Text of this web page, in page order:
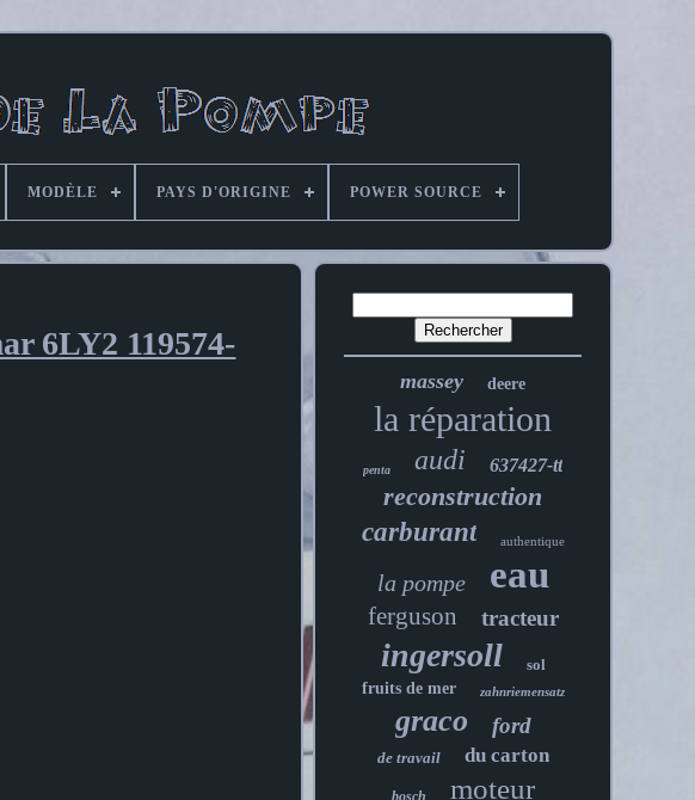
MODÈLE PAYS D'ORIGINE POWER SOURCE
6LY2 119574-
massey deere
la réparation
penta audi 637427-tt
reconstruction
carburant
authentique
la pompe eau
ferguson tracteur
ingersoll
sol
fruits de mer
zahnriemensatz
graco ford
de travail du carton
bosch moteur